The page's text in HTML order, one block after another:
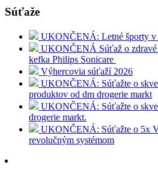
Súťaže
UKONČENÁ: Letné športy v
UKONČENÁ Súťaž o zdravé
kefka Philips Sonicare
Výhercovia súťaží 2026
UKONČENÁ: Súťažte o
produktov od dm drogerie markt
UKONČENÁ: Súťažte o
drogerie markt.
UKONČENÁ: Súťažte o 5x
revolučným systémom